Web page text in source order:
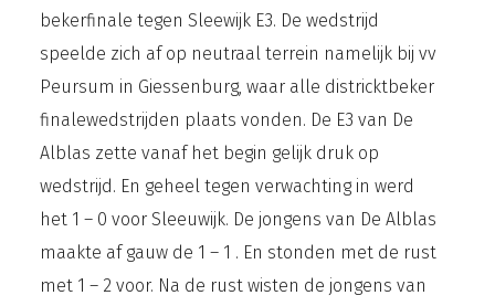
bekerfinale tegen Sleewijk E3. De wedstrijd
speelde zich af op neutraal terrein namelijk bij vv
Peursum in Giessenburg, waar alle districktbeker
finalewedstrijden plaats vonden. De E3 van De
Alblas zette vanaf het begin gelijk druk op
wedstrijd. En geheel tegen verwachting in werd
het 1 – 0 voor Sleeuwijk. De jongens van De Alblas
maakte af gauw de 1 – 1 . En stonden met de rust
met 1 – 2 voor. Na de rust wisten de jongens van